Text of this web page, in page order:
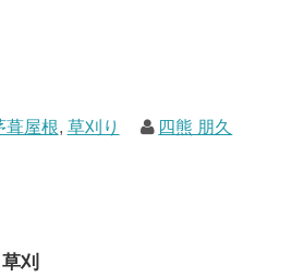
葺屋根, 草刈り 四熊 朋久
刈